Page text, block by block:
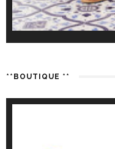
**BOUTIQUE **